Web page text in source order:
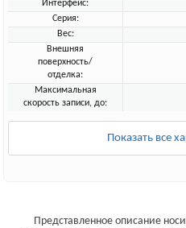
Интерфейс:
Серия:
Вес:
Внешняя
поверхность/
отделка:
Максимальная
скорость записи, до:
Показать все
Представленное описание